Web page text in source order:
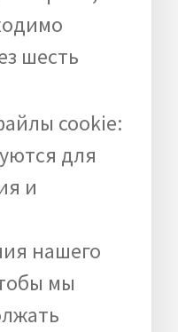
шесть
cookie:
для
и
нашего
мы